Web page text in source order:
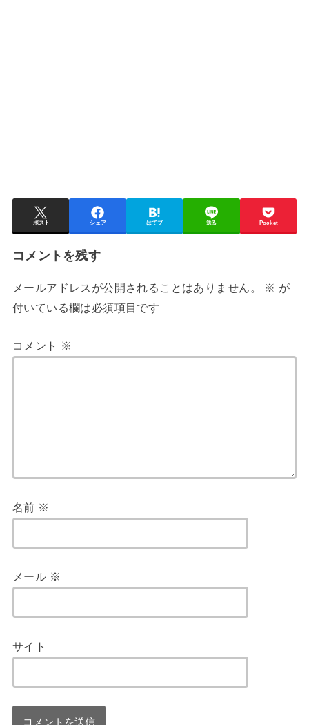
ポスト シェア はてブ 送る Pocket
コメントを残す
メールアドレスが公開されることはありません。 ※ が
付いている欄は必須項目です
コメント ※
名前 ※
メール ※
サイト